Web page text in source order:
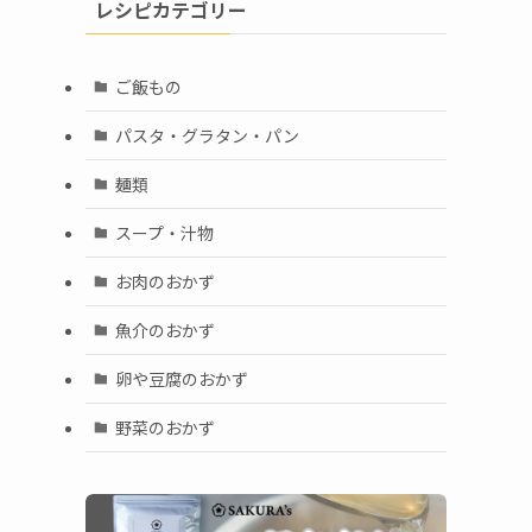
レシピカテゴリー
ご飯もの
パスタ・グラタン・パン
麺類
スープ・汁物
お肉のおかず
魚介のおかず
卵や豆腐のおかず
野菜のおかず